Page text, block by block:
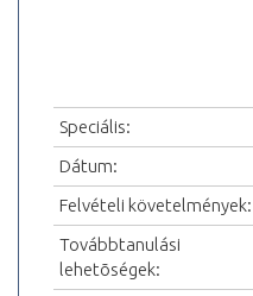
Speciális:
Dátum:
Felvételi követelmények:
Továbbtanulási
lehetõségek: